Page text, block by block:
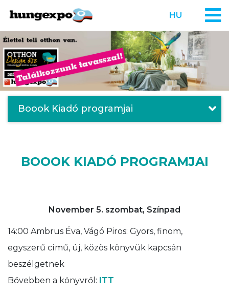
HU
Boook Kiadó programjai
BOOOK KIADÓ PROGRAMJAI
November 5. szombat, Színpad
14:00 Ambrus Éva, Vágó Piros: Gyors, finom,
egyszerű című, új, közös könyvük kapcsán
beszélgetnek
Bővebben a könyvről: ITT